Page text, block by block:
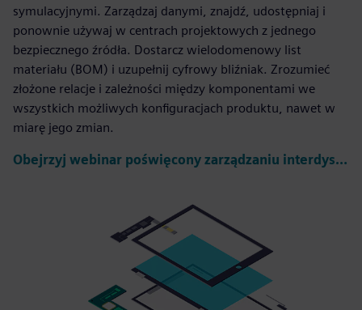
symulacyjnymi. Zarządzaj danymi, znajdź, udostępniaj i
ponownie używaj w centrach projektowych z jednego
bezpiecznego źródła. Dostarcz wielodomenowy list
materiału (BOM) i uzupełnij cyfrowy bliźniak. Zrozumieć
złożone relacje i zależności między komponentami we
wszystkich możliwych konfiguracjach produktu, nawet w
miarę jego zmian.
Obejrzyj webinar poświęcony zarządzaniu interdyscyplinarnymi listami materiałowymi BOM